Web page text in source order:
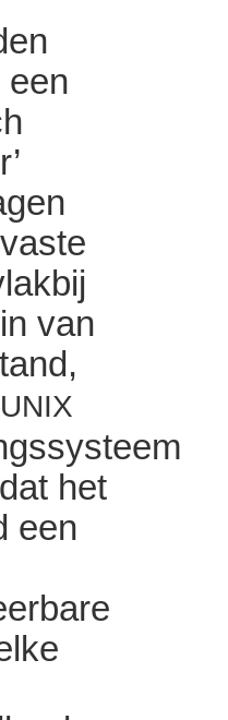
een
van
UNIX
het
een